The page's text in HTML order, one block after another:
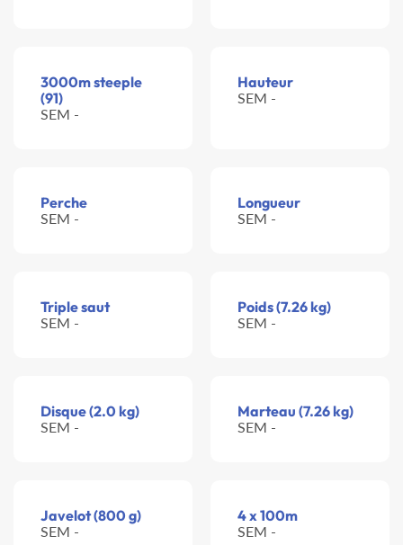
3000m steeple
(91)
SEM -
Hauteur
SEM -
Perche
SEM -
Longueur
SEM -
Triple saut
SEM -
Poids (7.26 kg)
SEM -
Disque (2.0 kg)
SEM -
Marteau (7.26 kg)
SEM -
Javelot (800 g)
SEM -
4 x 100m
SEM -